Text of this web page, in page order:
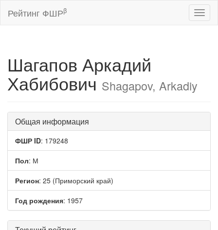
Рейтинг ФШРβ
Шагапов Аркадий
Хабибович Shagapov, Arkadiy
Общая информация
ФШР ID: 179248
Пол: М
Регион: 25 (Приморский край)
Год рождения: 1957